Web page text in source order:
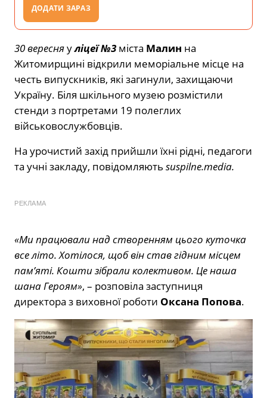
ДОДАТИ ЗАРАЗ
30 вересняуліцеї №3міста Малин на
Житомирщині відкрили меморіальне місце на
честь випускників, які загинули, захищаючи
Україну. Біля шкільного музею розмістили
стенди з портретами 19 полеглих
військовослужбовців.
На урочистий захід прийшли їхні рідні, педагоги
та учні закладу, повідомляють suspilne.media.
РЕКЛАМА
«Ми працювали над створенням цього куточка
все літо. Хотілося, щоб він став гідним місцем
пам’яті. Кошти зібрали колективом. Це наша
шана Героям», – розповіла заступниця
директора з виховної роботи Оксана Попова.